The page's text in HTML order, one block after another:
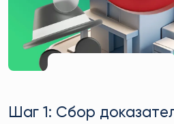
Шаг 1: Сбор